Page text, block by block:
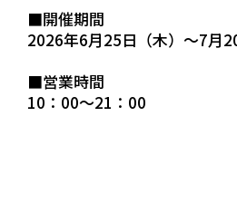
■開催期間
2026年6月25日（木）～7月
■営業時間
10：00～21：00